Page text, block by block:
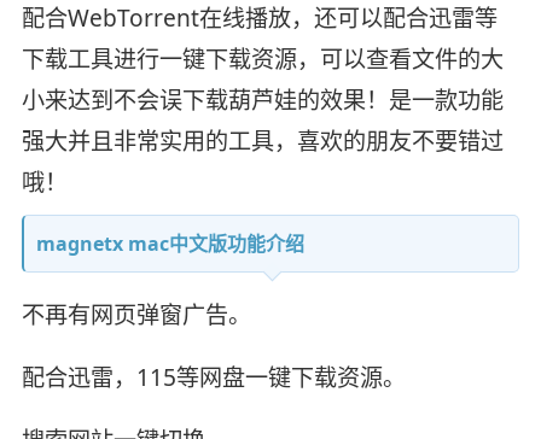
配合WebTorrent在线播放，还可以配合迅雷等
下载工具进行一键下载资源，可以查看文件的大
小来达到不会误下载葫芦娃的效果！是一款功能
强大并且非常实用的工具，喜欢的朋友不要错过
哦！
magnetx mac中文版功能介绍
不再有网页弹窗广告。
配合迅雷，115等网盘一键下载资源。